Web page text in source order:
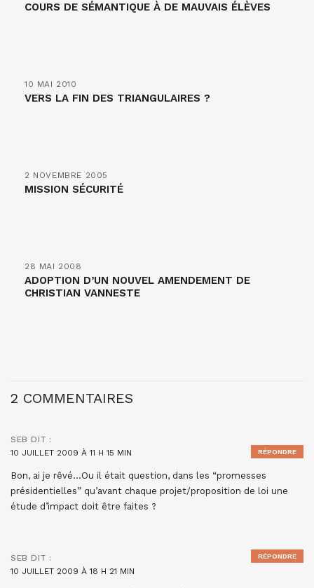
COURS DE SÉMANTIQUE À DE MAUVAIS ÉLÈVES
10 MAI 2010
VERS LA FIN DES TRIANGULAIRES ?
2 NOVEMBRE 2005
MISSION SÉCURITÉ
28 MAI 2008
ADOPTION D’UN NOUVEL AMENDEMENT DE
CHRISTIAN VANNESTE
2 COMMENTAIRES
SEB DIT :
10 JUILLET 2009 À 11 H 15 MIN
Bon, ai je rêvé…Ou il était question, dans les “promesses
présidentielles” qu’avant chaque projet/proposition de loi une
étude d’impact doit être faites ?
RÉPONDRE
SEB DIT :
10 JUILLET 2009 À 18 H 21 MIN
RÉPONDRE